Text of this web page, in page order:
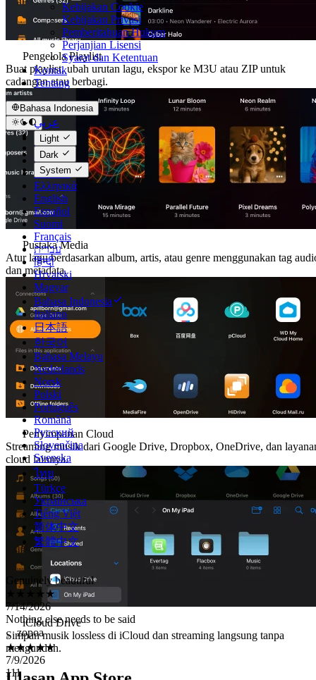
Kebijakan Cookie
Kebijakan Privasi
Pemberitahuan Hukum
Perjanjian Lisensi
Syarat dan Ketentuan
Kontak
Tentang
Bahasa Indonesia
عربي
Català
Čeština
Dansk
Deutsch
Ελληνικά
English
Español
Suomi
Français
עברית
हिन्दी
Hrvatski
Magyar
Bahasa Indonesia
Italiano
日本語
한국어
Bahasa Melayu
Nederlands
Norsk
Polski
Português
Română
Русский
Slovenčina
Svenska
ไทย
Türkçe
Українська
Tiếng Việt
简体中文
繁體中文
Light
Dark
System
Pengelola Playlist
Buat playlist, ubah urutan lagu, ekspor ke M3U atau ZIP untuk
cadangan atau berbagi.
Pustaka Media
Atur lagu berdasarkan album, artis, atau genre menggunakan tag
dan metadata.
Penyimpanan Cloud
Streaming musik dari Google Drive, Dropbox, OneDrive, dan
cloud lainnya.
iCloud Drive
Simpan musik lossless di iCloud dan streaming langsung tanpa
mengunduh.
Genuinely beautiful
★★★★★
7/14/2026
Nothing else needs to be said
。zopoa
★★★★★
7/9/2026
111
Yerohen
★★★★★